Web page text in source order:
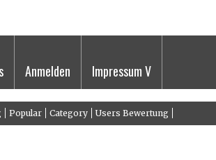
Anmelden Impressum V
Popular Category Users Bewertung